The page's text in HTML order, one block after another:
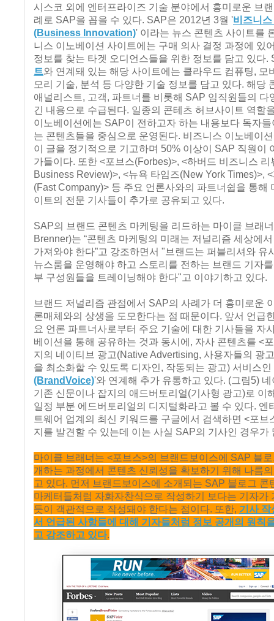
시스코 외에 엔터프라이즈 기술 분야에서 흥미로운 브
례로 SAP을 꼽을 수 있다. SAP은 2012년 3월 '비즈니
(Business Innovation)' 이라는 뉴스 콘텐츠 사이트를
니스 이노베이션 사이트에는 구매 의사 결정 과정에 있
정보를 찾는 타겟 오디언스들을 위한 정보를 담고 있다.
트와 연계돼 있는 해당 사이트에는 클라우드 컴퓨팅, 모
모리 기술, 분석 등 다양한 기술 정보를 담고 있다. 해당
애널리스트, 고객, 파트너를 비롯해 SAP 임직원들의 다
긴 내용으로 수급된다. 일종의 콘테츠 허브사이트 역할
이노베이션에는 SAP이 전하고자 하는 내용보다 독자
는 콘텐츠들을 중심으로 운영된다. 비즈니스 이노베이
이 글을 정기적으로 기고하며 50% 이상이 SAP 직원이
가들이다. 또한 <포브스(Forbes)>, <하버드 비즈니스 리
Business Review)>, <뉴욕 타임즈(New York Times)>,
(Fast Company)> 등 주요 언론사와의 파트너쉽을 통해
이트의 전문 기사들이 추가로 공유되고 있다.
SAP의 브랜드 콘텐츠 마케팅을 리드하는 마이클 브래
Brenner)는 “콘텐츠 마케팅의 미래는 저널리즘 세상에
가져와야 한다”고 강조하면서 "브랜드는 퍼블리셔와 유
뉴스룸을 운영해야 하고 스토리를 전하는 브랜드 기자
부 구성원들을 트레이닝해야 한다"고 이야기하고 있다.
브랜드 저널리즘 관점에서 SAP의 사례가 더 흥미로운
론매체와의 상생을 도모한다는 점 때문이다. 앞서 언급
요 언론 파트너사로부터 주요 기술에 대한 기사들을 자
베이션을 통해 공유하는 것과 동시에, 자사 콘텐츠를 <
지의 네이티브 광고(Native Advertising, 사용자들의 광
을 최소화할 수 있도록 디자인, 작동되는 광고) 서비스인
(BrandVoice)'와 연계해 추가 유통하고 있다. (그림5)
기존 신문이나 잡지의 애드버토리얼(기사형 광고)로 이
일정 부분 에드버토리얼의 디지털화라고 볼 수 있다. 엔
트웨어 업계의 최신 키워드를 구글에서 검색하면 <포브
지를 발견할 수 있는데 이는 사실 SAP의 기사인 경우가
마이클 브래너는 <포브스>의 브랜드보이스에 SAP 블
개하는 과정에서 콘텐츠 신뢰성을 확보하기 위해 나름
고 있다. 먼저 브랜드보이스에 소개되는 SAP 블로그 콘
마케터들처럼 자화자찬식으로 작성하기 보다는 기자가
듯이 객관적으로 작성돼야 한다는 점이다. 또한, 기사 작
서 언급된 사항들에 대해 기자들처럼 정보 공개의 원칙
고 강조하고 있다.